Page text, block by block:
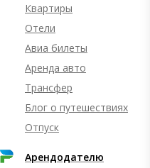
Квартиры
Отели
Авиа билеты
Аренда авто
Трансфер
Блог о путешествиях
Отпуск
Арендодателю